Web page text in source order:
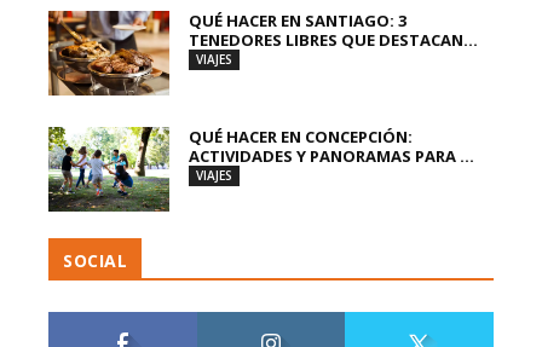
QUÉ HACER EN SANTIAGO: 3
TENEDORES LIBRES QUE DESTACAN...
VIAJES
QUÉ HACER EN CONCEPCIÓN:
ACTIVIDADES Y PANORAMAS PARA ...
VIAJES
SOCIAL